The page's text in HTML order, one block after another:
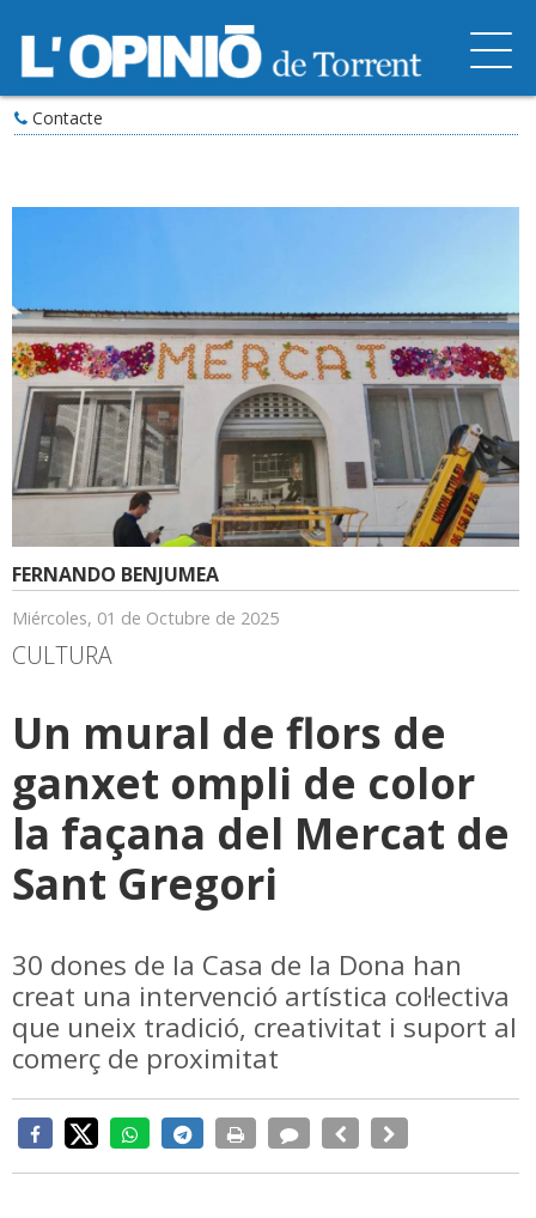
Contacte
FERNANDO BENJUMEA
Miércoles, 01 de Octubre de 2025
CULTURA
Un mural de flors de
ganxet ompli de color
la façana del Mercat de
Sant Gregori
30 dones de la Casa de la Dona han
creat una intervenció artística col·lectiva
que uneix tradició, creativitat i suport al
comerç de proximitat